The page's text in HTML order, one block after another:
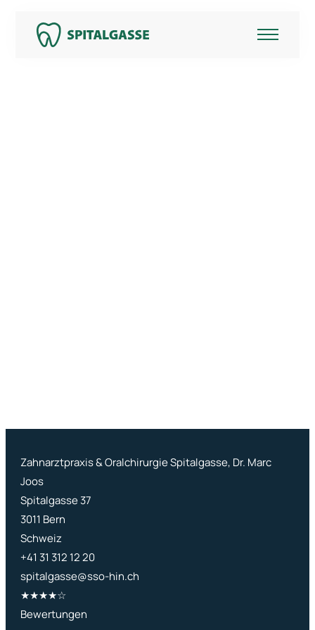
Zahnarztpraxis & Oralchirurgie Spitalgasse, Dr. Marc
Joos
Spitalgasse 37
3011 Bern
Schweiz
+41 31 312 12 20
spitalgasse@sso-hin.ch
★★★★☆
User rating: 4 out of 5 stars
Bewertungen